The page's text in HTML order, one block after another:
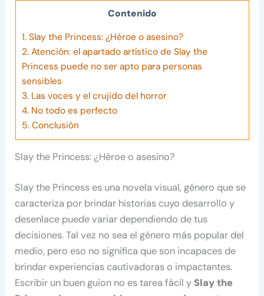
Contenido
1.Slay the Princess: ¿Héroe o asesino?
2.Atención: el apartado artístico de Slay the
Princess puede no ser apto para personas
sensibles
3.Las voces y el crujido del horror
4.No todo es perfecto
5.Conclusión
Slay the Princess: ¿Héroe o asesino?
Slay the Princess es una novela visual, género que se
caracteriza por brindar historias cuyo desarrollo y
desenlace puede variar dependiendo de tus
decisiones. Tal vez no sea el género más popular del
medio, pero eso no significa que son incapaces de
brindar experiencias cautivadoras o impactantes.
Escribir un buen guion no es tarea fácil y Slay the